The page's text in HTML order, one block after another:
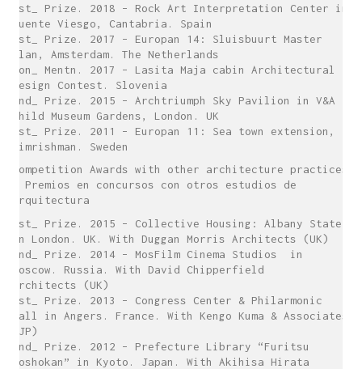
1st_ Prize. 2018 – Rock Art Interpretation Center in
Puente Viesgo, Cantabria. Spain
1st_ Prize. 2017 – Europan 14: Sluisbuurt Master
Plan, Amsterdam. The Netherlands
Hon_ Mentn. 2017 – Lasita Maja cabin Architectural
Design Contest. Slovenia
2nd_ Prize. 2015 – Archtriumph Sky Pavilion in V&A
Child Museum Gardens, London. UK
1st_ Prize. 2011 – Europan 11: Sea town extension,
Simrishman. Sweden
Competition Awards with other architecture practices
/ Premios en concursos con otros estudios de
arquitectura
1st_ Prize. 2015 – Collective Housing: Albany State
in London. UK. With Duggan Morris Architects (UK)
2nd_ Prize. 2014 – MosFilm Cinema Studios in
Moscow. Russia. With David Chipperfield
Architects (UK)
1st_ Prize. 2013 – Congress Center & Philarmonic
Hall in Angers. France. With Kengo Kuma & Associates
(JP)
2nd_ Prize. 2012 – Prefecture Library “Furitsu
Toshokan” in Kyoto. Japan. With Akihisa Hirata